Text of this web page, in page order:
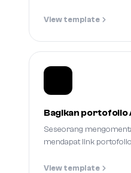
View template
Bagikan portofolio
Seseorang
mendapat link
View template